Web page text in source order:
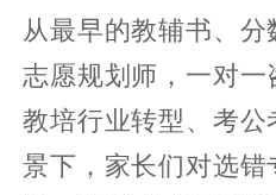
从最早的教辅书、
志愿规划师，一对
教培行业转型、考
景下，家长们对选